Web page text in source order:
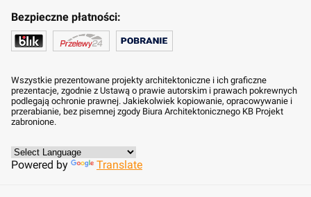
Bezpieczne płatności:
Wszystkie prezentowane projekty architektoniczne i ich graficzne
prezentacje, zgodnie z Ustawą o prawie autorskim i prawach pokrewnych
podlegają ochronie prawnej. Jakiekolwiek kopiowanie, opracowywanie i
przerabianie, bez pisemnej zgody Biura Architektonicznego KB Projekt
zabronione.
Powered by Translate